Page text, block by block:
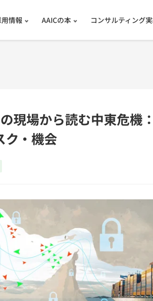
情報 AAICの本 コンサルティング
現場から読む中東危機
ク・機会